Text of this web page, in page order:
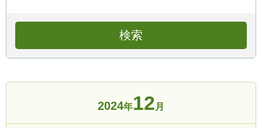
2024年12 月